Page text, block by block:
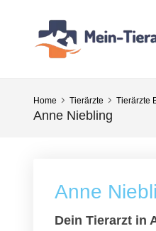
Home Tierärzte Tierärzte
Anne Niebling
Anne
Dein Tierarzt in